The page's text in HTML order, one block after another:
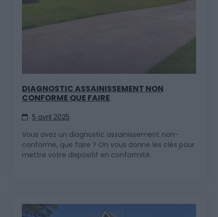
DIAGNOSTIC ASSAINISSEMENT NON
CONFORME QUE FAIRE
5 avril 2025
Vous avez un diagnostic assainissement non-
conforme, que faire ? On vous donne les clés pour
mettre votre dispositif en conformité.